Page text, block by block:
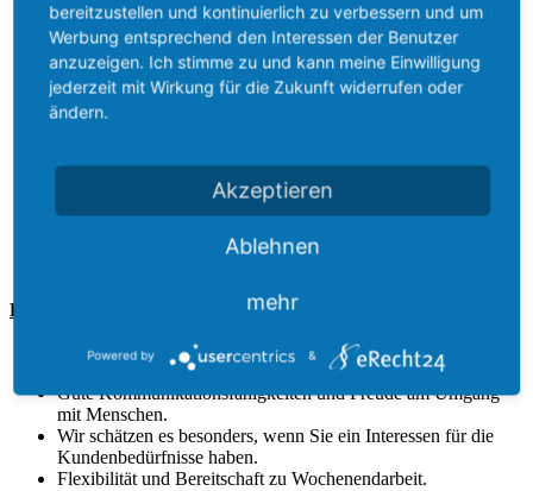
Milchladen.
Bereiten Sie Getränke und Speisen mit Sorgfalt und Liebe
zum Detail zu.
Pflegen Sie eine freundliche und informative Atmosphäre im
Hofcafé und Milchladen, um unseren Gästen ein
unvergessliches Erlebnis zu bieten.
exzellenten Kundenservice.
Haben Sie ein Auge auf die kleinen, aber feinen Dinge und
habe ein Ohr für unsere Kunden.
sowohl innen als auch außen immer ansprechend für die
Das wünschen wir uns:
Begeisterung für die Milchproduktion und ein authentisches,
freundliches und professionelles Auftreten.
Gute Kommunikationsfähigkeiten und Freude am Umgang
mit Menschen.
Wir schätzen es besonders, wenn Sie ein Interessen für die
Kundenbedürfnisse haben.
Flexibilität und Bereitschaft zu Wochenendarbeit.
bereitzustellen und kontinuierlich zu verbessern und um
Werbung entsprechend den Interessen der Benutzer
anzuzeigen. Ich stimme zu und kann meine Einwilligung
jederzeit mit Wirkung für die Zukunft widerrufen oder
ändern.
Akzeptieren
Ablehnen
mehr
Powered by &